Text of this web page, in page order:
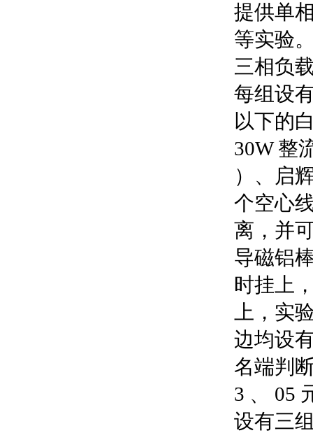
提供单
等实验
三相负
每组设
以下的
30W 整
）、启
个空心
离，并
导磁铝
时挂上
上，实
边均设
名端判
3 、 05
设有三